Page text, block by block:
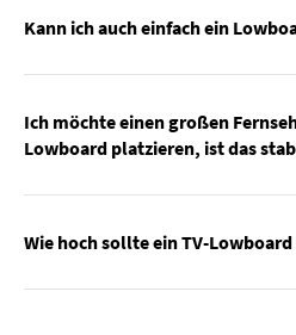
Kann ich auch einfach ein
Ich möchte einen großen
Lowboard platzieren, ist das
Wie hoch sollte ein TV-Lowboard